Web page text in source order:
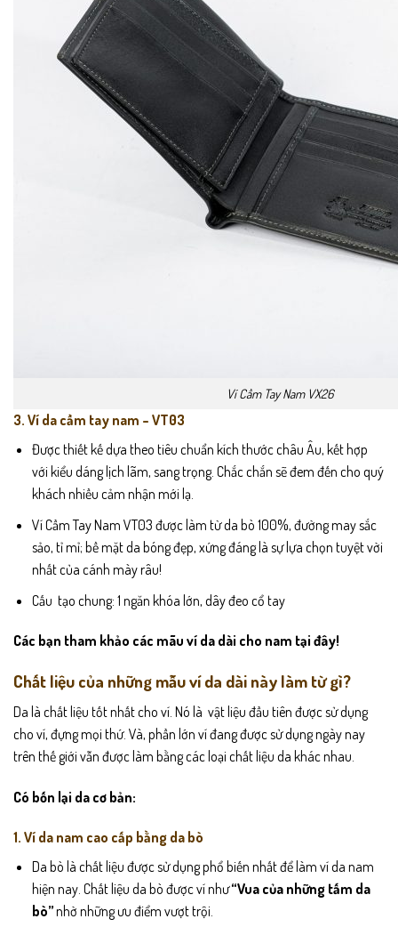
Ví Cầm Tay Nam VX26
3. Ví da cầm tay nam – VT03
Được thiết kế dựa theo tiêu chuẩn kích thước châu Âu, kết hợp
với kiểu dáng lịch lãm, sang trọng. Chắc chắn sẽ đem đến cho quý
khách nhiều cảm nhận mới lạ.
Ví Cầm Tay Nam VT03 được làm từ da bò 100%, đường may sắc
sảo, tỉ mỉ; bề mặt da bóng đẹp, xứng đáng là sự lựa chọn tuyệt vời
nhất của cánh mày râu!
Cấu tạo chung: 1 ngăn khóa lớn, dây đeo cổ tay
Các bạn tham khảo các mãu ví da dài cho nam tại đây!
Chất liệu của những mẫu ví da dài này làm từ gì?
Da là chất liệu tốt nhất cho ví. Nó là vật liệu đầu tiên được sử dụng
cho ví, đựng mọi thứ. Và, phần lớn ví đang được sử dụng ngày nay
trên thế giới vẫn được làm bằng các loại chất liệu da khác nhau.
Có bốn lại da cơ bản:
1. Ví da nam cao cấp bằng da bò
Da bò là chất liệu được sử dụng phổ biến nhất để làm ví da nam
hiện nay. Chất liệu da bò được ví như“Vua của những tấm da
bò”nhờ những ưu điểm vượt trội.